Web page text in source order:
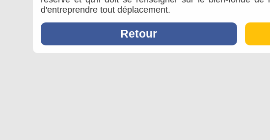
d'entreprendre tout déplacement.
Retour